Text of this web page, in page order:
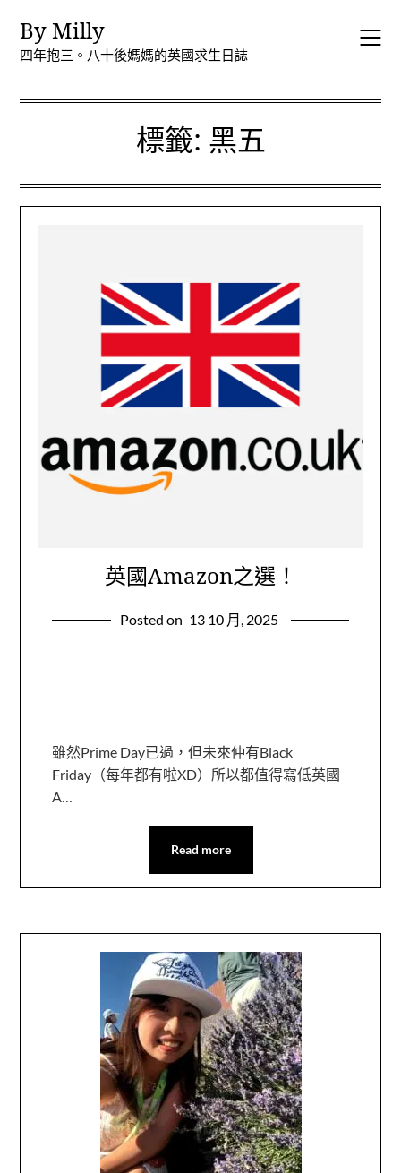
content
By Milly
四年抱三。八十後媽媽的英國求生日誌
標籤: 黑五
英國Amazon之選！
Posted on 13 10 月, 2025
雖然Prime Day已過，但未來仲有Black
Friday（每年都有啦XD）所以都值得寫低英國
A…
Read more